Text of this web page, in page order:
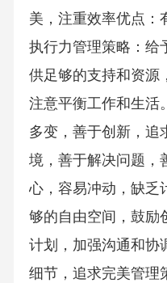
美，注重效率优点：
执行力管理策略：给
供足够的支持和资源
注意平衡工作和生活
多变，善于创新，追
境，善于解决问题，
心，容易冲动，缺乏
够的自由空间，鼓励
计划，加强沟通和协
细节，追求完美管理